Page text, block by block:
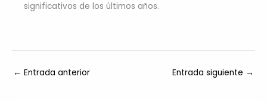
significativos de los últimos años.
← Entrada anterior Entrada siguiente →